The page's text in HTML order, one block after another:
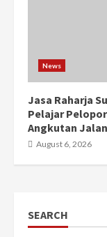
News
Jasa Raharja
Pelajar
Angkutan
August 6, 2026
SEARCH